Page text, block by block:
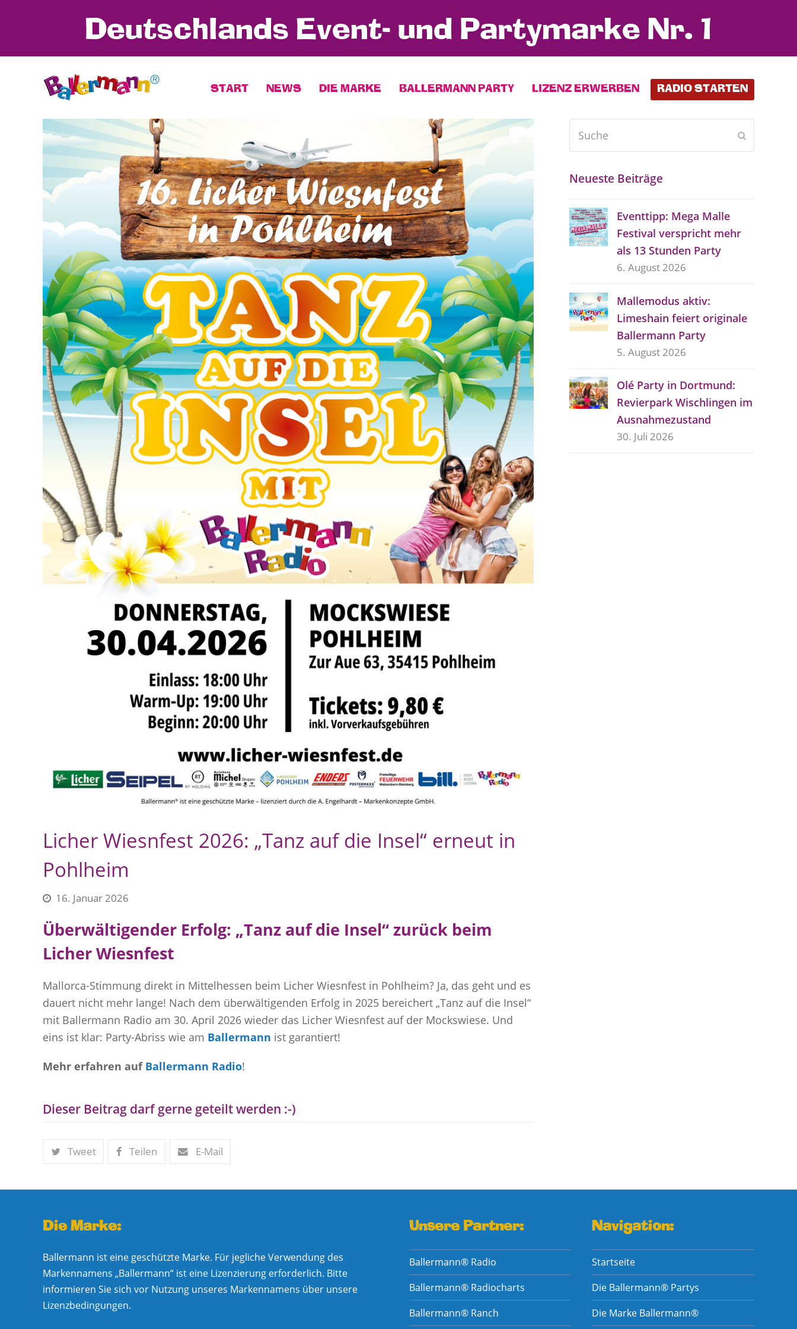
Deutschlands Event- und Partymarke Nr. 1
START NEWS DIE MARKE BALLERMANN PARTY LIZENZ ERWERBEN RADIO STARTEN
Licher Wiesnfest 2026: „Tanz auf die Insel“ erneut in
Pohlheim
16. Januar 2026
Überwältigender Erfolg: „Tanz auf die Insel“ zurück beim
Licher Wiesnfest
Mallorca-Stimmung direkt in Mittelhessen beim Licher Wiesnfest in Pohlheim? Ja, das geht und es
dauert nicht mehr lange! Nach dem überwältigenden Erfolg in 2025 bereichert „Tanz auf die Insel“
mit Ballermann Radio am 30. April 2026 wieder das Licher Wiesnfest auf der Mockswiese. Und
eins ist klar: Party-Abriss wie am Ballermann ist garantiert!
Mehr erfahren auf Ballermann Radio!
Dieser Beitrag darf gerne geteilt werden :-)
Tweet Teilen E-Mail
Neueste Beiträge
Eventtipp: Mega Malle
Festival verspricht mehr
als 13 Stunden Party
6. August 2026
Mallemodus aktiv:
Limeshain feiert originale
Ballermann Party
5. August 2026
Olé Party in Dortmund:
Revierpark Wischlingen im
Ausnahmezustand
30. Juli 2026
Die Marke:
Ballermann ist eine geschützte Marke. Für jegliche Verwendung des
Markennamens „Ballermann“ ist eine Lizenzierung erforderlich. Bitte
informieren Sie sich vor Nutzung unseres Markennamens über unsere
Lizenzbedingungen.
Unsere Partner:
Ballermann® Radio
Ballermann® Radiocharts
Ballermann® Ranch
Navigation:
Startseite
Die Ballermann® Partys
Die Marke Ballermann®